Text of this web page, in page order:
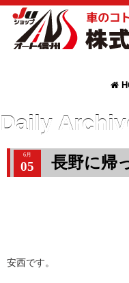
Daily
6月
05 長野に帰
安西です。